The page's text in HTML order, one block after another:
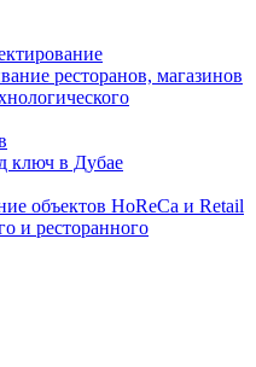
ресторанов, магазинов
ключ в Дубае
объектов HoReCa и Retail
и ресторанного